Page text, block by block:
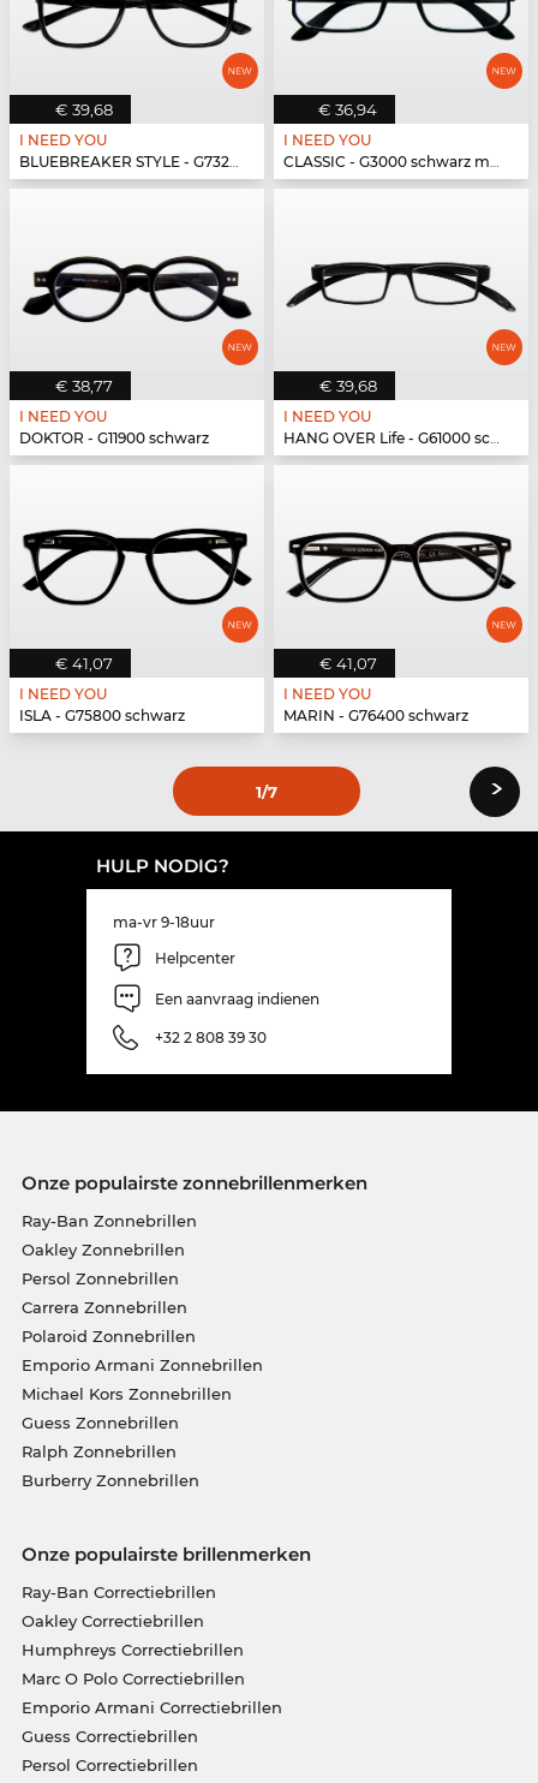
€ 39,68
I NEED YOU
BLUEBREAKER STYLE - G73200 schwarz
€ 36,94
I NEED YOU
CLASSIC - G3000 schwarz matt
€ 38,77
I NEED YOU
DOKTOR - G11900 schwarz
€ 39,68
I NEED YOU
HANG OVER Life - G61000 schwarz
€ 41,07
I NEED YOU
ISLA - G75800 schwarz
€ 41,07
I NEED YOU
MARIN - G76400 schwarz
1/7 ›
HULP NODIG?
ma-vr 9-18uur
Helpcenter
Een aanvraag indienen
+32 2 808 39 30
Onze populairste zonnebrillenmerken
Ray-Ban Zonnebrillen
Oakley Zonnebrillen
Persol Zonnebrillen
Carrera Zonnebrillen
Polaroid Zonnebrillen
Emporio Armani Zonnebrillen
Michael Kors Zonnebrillen
Guess Zonnebrillen
Ralph Zonnebrillen
Burberry Zonnebrillen
Onze populairste brillenmerken
Ray-Ban Correctiebrillen
Oakley Correctiebrillen
Humphreys Correctiebrillen
Marc O Polo Correctiebrillen
Emporio Armani Correctiebrillen
Guess Correctiebrillen
Persol Correctiebrillen